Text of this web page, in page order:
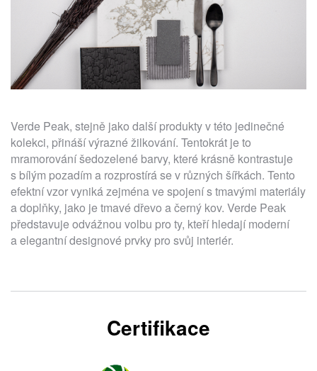
Verde Peak, stejně jako další produkty v této jedinečné
kolekci, přináší výrazné žilkování. Tentokrát je to
mramorování šedozelené barvy, které krásně kontrastuje
s bílým pozadím a rozprostírá se v různých šířkách. Tento
efektní vzor vyniká zejména ve spojení s tmavými materiály
a doplňky, jako je tmavé dřevo a černý kov. Verde Peak
představuje odvážnou volbu pro ty, kteří hledají moderní
a elegantní designové prvky pro svůj interiér.
Certifikace